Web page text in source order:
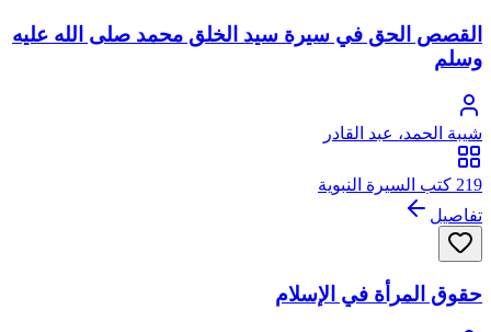
القصص الحق في سيرة سيد الخلق محمد صلى الله عليه
وسلم
شيبة الحمد، عبد القادر
219 كتب السيرة النبوية
تفاصيل
حقوق المرأة في الإسلام